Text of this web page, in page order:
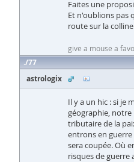
Faites une
Et n'oublions pas
route sur la
give a mouse a
77
astrologix
Il y a un hic : si je
géographie, notre
tributaire de la
entrons en
sera coupée. Où
risques de guerre